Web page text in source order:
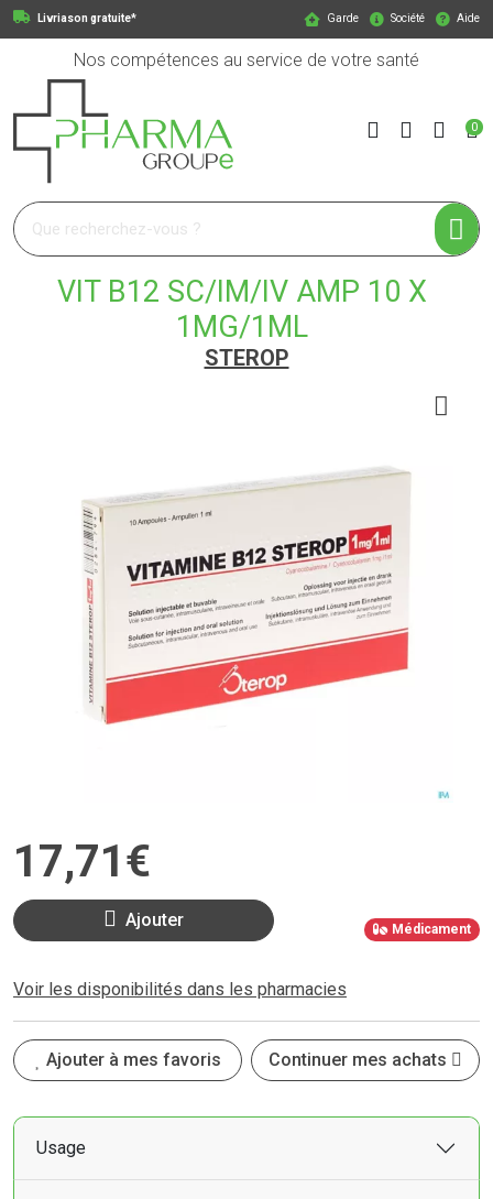
Livriason gratuite* Garde Société Aide
Nos compétences au service de votre santé
Pharmagroupe Votre pharmacie en ligne à votre service
0
VIT B12 SC/IM/IV AMP 10 X
1MG/1ML
STEROP
17,71€
Ajouter Médicament
Voir les disponibilités dans les pharmacies
Ajouter à mes favoris Continuer mes achats
Usage